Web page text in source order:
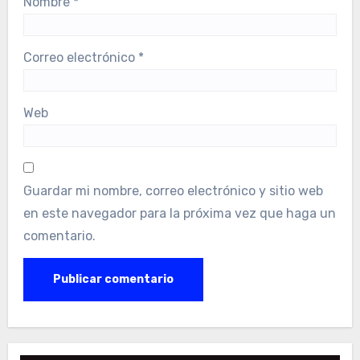
Correo electrónico *
Web
Guardar mi nombre, correo electrónico y sitio web
en este navegador para la próxima vez que haga un
comentario.